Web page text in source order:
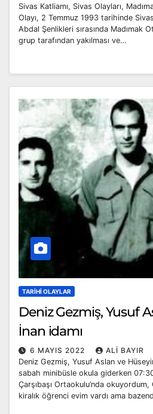
Sivas Katliamı, Sivas Olayları,
Olayı, 2 Temmuz 1993 tarihinde
Abdal Şenlikleri sırasında Madımak
grup tarafından yakılması ve…
TARIHI OLAYLAR
Deniz Gezmiş, Yusuf
İnan idamı
6 MAYIS 2022
ALI BAYIR
Deniz Gezmiş, Yusuf Aslan ve
sabah minibüsle okula giderken
Çarşıbaşı Ortaokulu’nda okuyordum,
kiralık öğrenci evim vardı ama